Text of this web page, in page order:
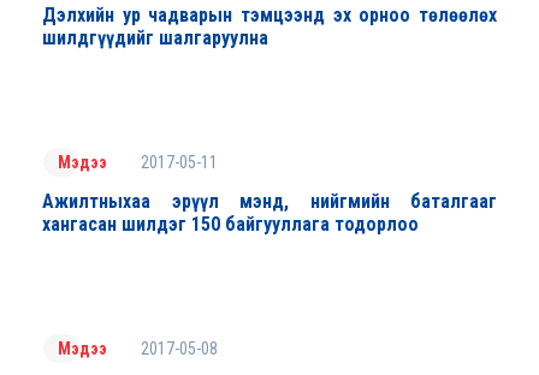
Дэлхийн ур чадварын тэмцээнд эх орноо төлөөлөх
шилдгүүдийг шалгаруулна
Мэдээ 2017-05-11
Ажилтныхаа эрүүл мэнд, нийгмийн баталгааг
хангасан шилдэг 150 байгууллага тодорлоо
Мэдээ 2017-05-08